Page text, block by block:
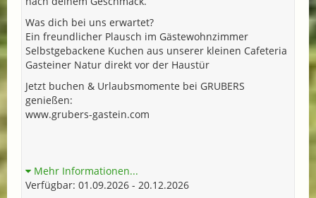
Was dich bei uns erwartet?
Ein freundlicher Plausch im Gästewohnzimmer
Selbstgebackene Kuchen aus unserer kleinen Cafeteria
Gasteiner Natur direkt vor der Haustür
Jetzt buchen & Urlaubsmomente bei GRUBERS
genießen:
www.grubers-gastein.com
Mehr Informationen...
Verfügbar: 01.09.2026 - 20.12.2026